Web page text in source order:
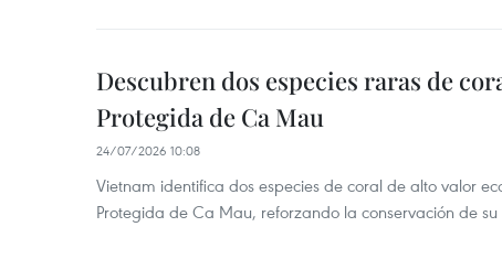
Descubren dos especies raras de
Protegida de Ca Mau
24/07/2026 10:08
Vietnam identifica dos especies de coral de alto valor
Protegida de Ca Mau, reforzando la conservación de